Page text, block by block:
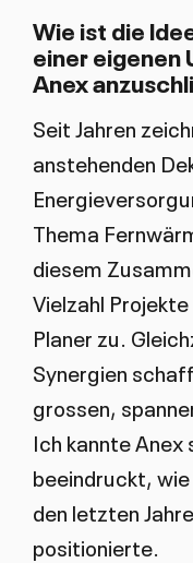
Wie ist die
einer eigenen
Anex
Seit Jahren
anstehenden
Thema
diesem
Vielzahl
Planer zu.
Synergien
grossen,
Ich kannte Anex
beeindruckt,
den letzten
positionierte.